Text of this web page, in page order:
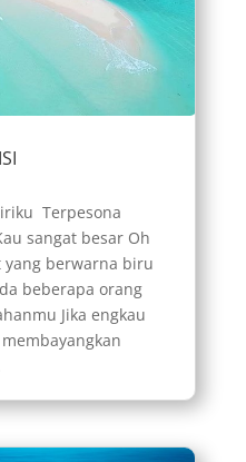
Terpesona
sangat besar Oh
yang berwarna biru
beberapa orang
Jika engkau